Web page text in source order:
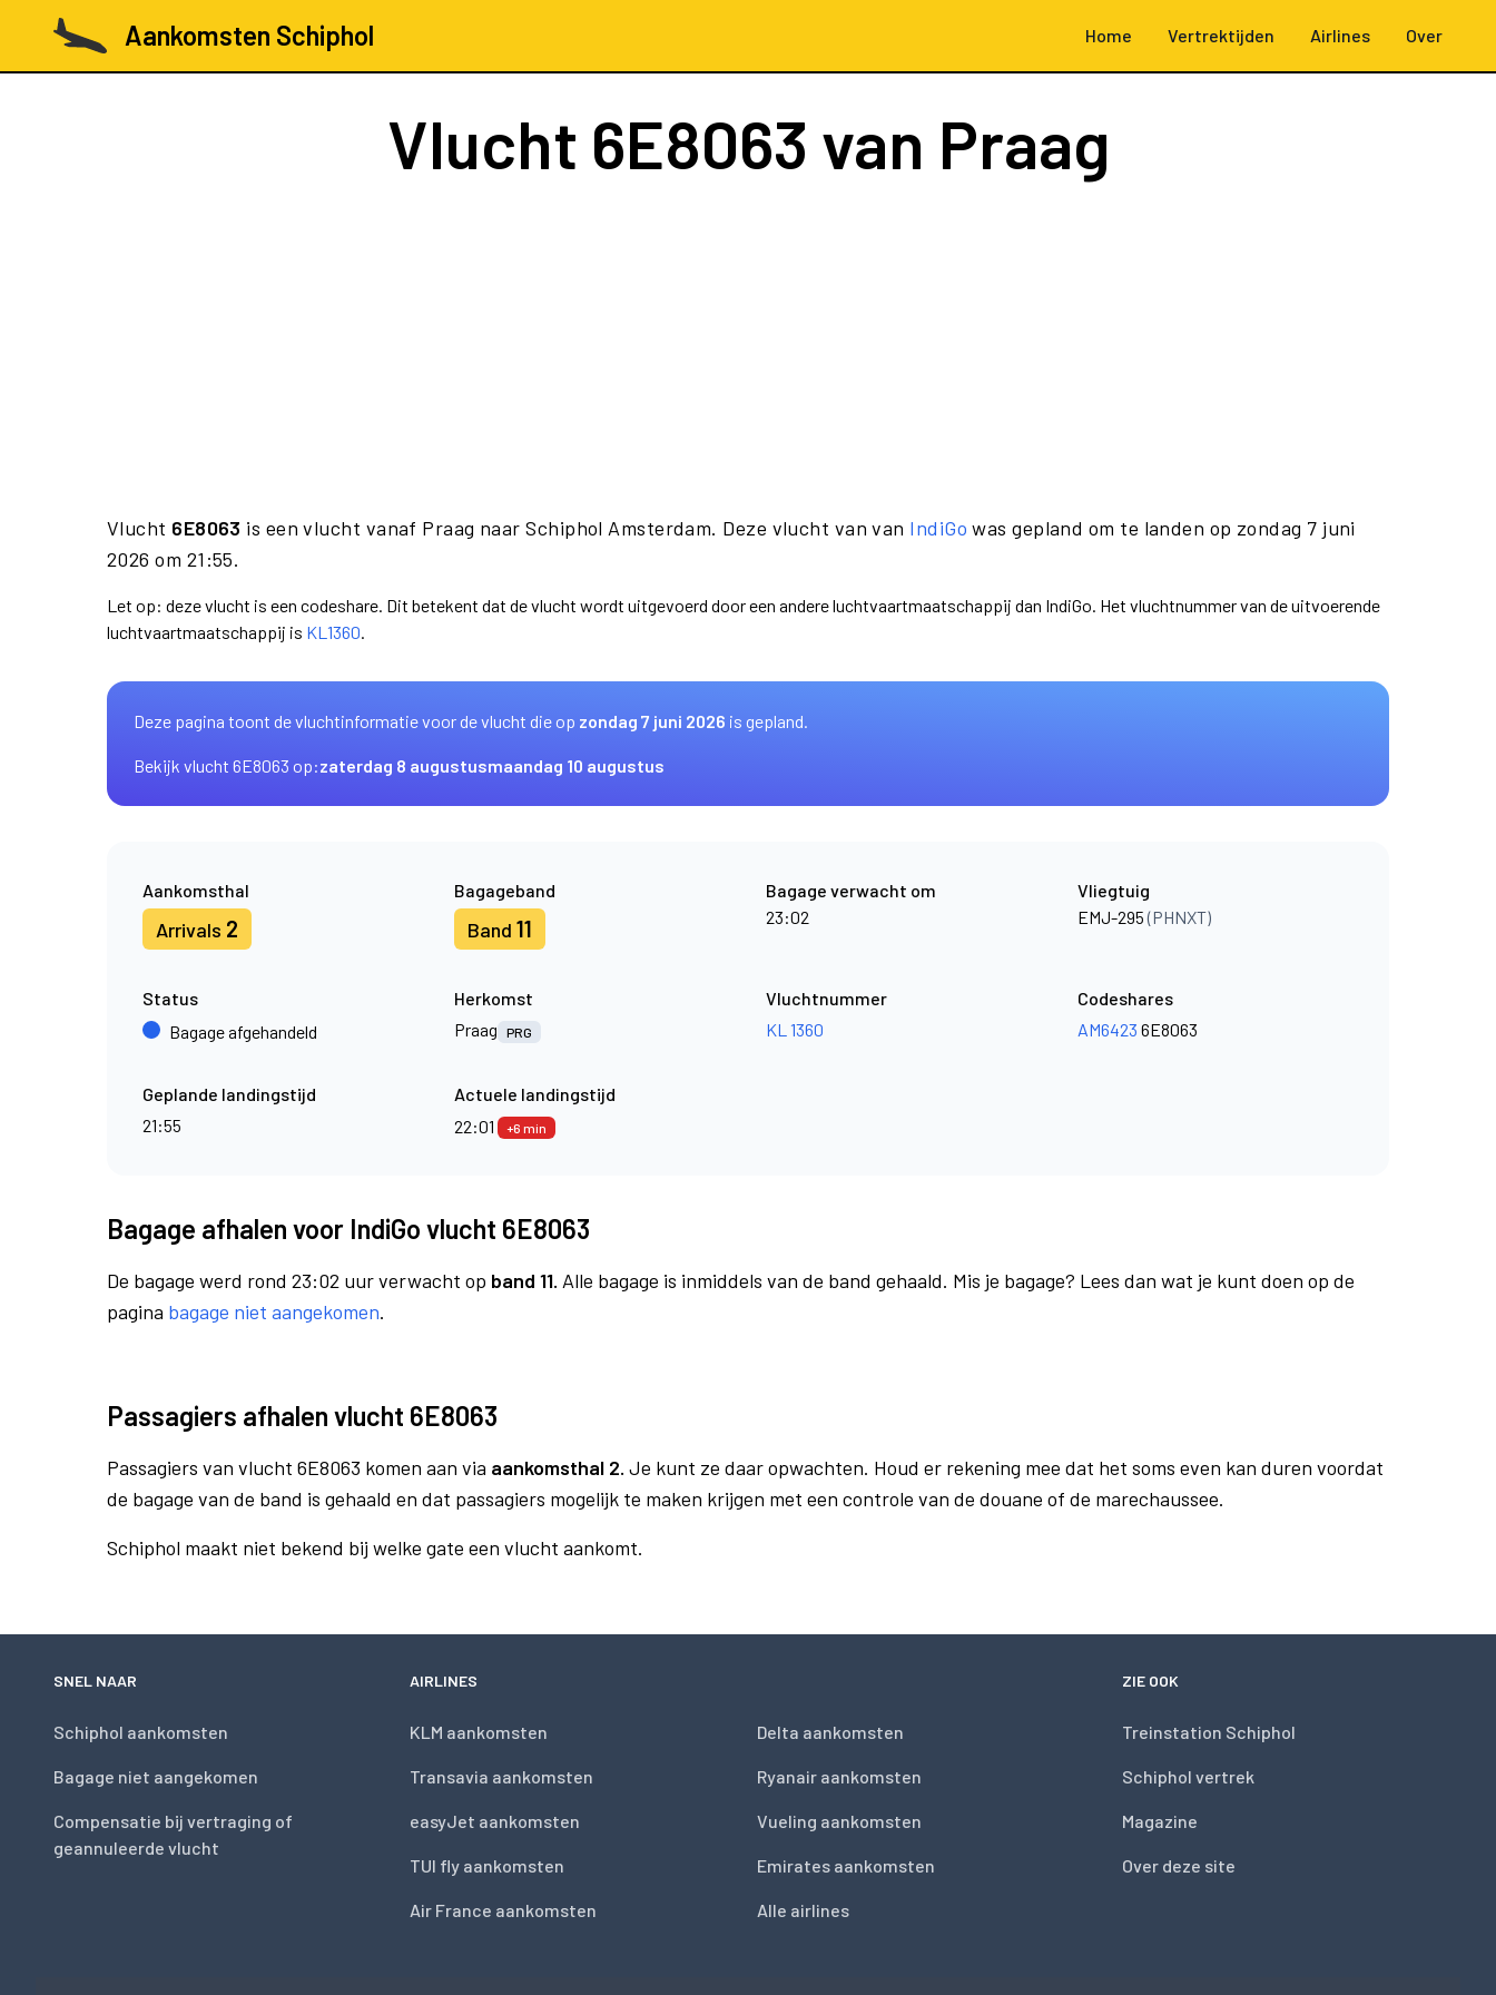
Aankomsten Schiphol Home Vertrektijden Airlines Over
Vlucht 6E8063 van Praag
Vlucht 6E8063 is een vlucht vanaf Praag naar Schiphol Amsterdam. Deze vlucht van van IndiGo was gepland om te landen op zondag 7 juni
2026 om 21:55.
Let op: deze vlucht is een codeshare. Dit betekent dat de vlucht wordt uitgevoerd door een andere luchtvaartmaatschappij dan IndiGo. Het vluchtnummer van de uitvoerende
luchtvaartmaatschappij is KL1360.
Deze pagina toont de vluchtinformatie voor de vlucht die op zondag 7 juni 2026 is gepland.
Bekijk vlucht 6E8063 op:zaterdag 8 augustusmaandag 10 augustus
Aankomsthal
Arrivals 2
Bagageband
Band 11
Bagage verwacht om
23:02
Vliegtuig
EMJ-295(PHNXT)
Status
Bagage afgehandeld
Herkomst
Praag
PRG
Vluchtnummer
KL 1360
Codeshares
AM6423 6E8063
Geplande landingstijd
21:55
Actuele landingstijd
22:01
+6 min
Bagage afhalen voor IndiGo vlucht 6E8063
De bagage werd rond 23:02 uur verwacht op band 11. Alle bagage is inmiddels van de band gehaald. Mis je bagage? Lees dan wat je kunt doen op de
pagina bagage niet aangekomen.
Passagiers afhalen vlucht 6E8063
Passagiers van vlucht 6E8063 komen aan via aankomsthal 2. Je kunt ze daar opwachten. Houd er rekening mee dat het soms even kan duren voordat
de bagage van de band is gehaald en dat passagiers mogelijk te maken krijgen met een controle van de douane of de marechaussee.
Schiphol maakt niet bekend bij welke gate een vlucht aankomt.
SNEL NAAR
Schiphol aankomsten
Bagage niet aangekomen
Compensatie bij vertraging of
geannuleerde vlucht
AIRLINES
KLM aankomsten
Transavia aankomsten
easyJet aankomsten
TUI fly aankomsten
Air France aankomsten
Delta aankomsten
Ryanair aankomsten
Vueling aankomsten
Emirates aankomsten
Alle airlines
ZIE OOK
Treinstation Schiphol
Schiphol vertrek
Magazine
Over deze site